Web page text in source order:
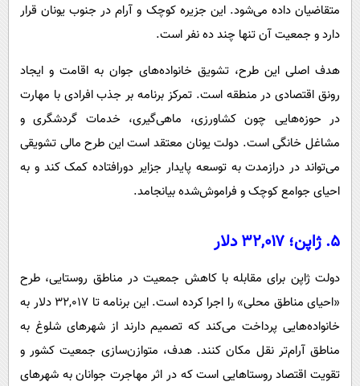
متقاضیان داده می‌شود. این جزیره کوچک و آرام در جنوب یونان قرار
دارد و جمعیت آن تنها چند ده نفر است.
هدف اصلی این طرح، تشویق خانواده‌های جوان به اقامت و ایجاد
رونق اقتصادی در منطقه است. تمرکز برنامه بر جذب افرادی با مهارت
در حوزه‌هایی چون کشاورزی، ماهی‌گیری، خدمات گردشگری و
مشاغل خانگی است. دولت یونان معتقد است این طرح‌ مالی تشویقی
می‌تواند در درازمدت به توسعه پایدار جزایر دورافتاده کمک کند و به
احیای جوامع کوچک و فراموش‌شده بیانجامد.
۵. ژاپن؛ ۳۲,۰۱۷ دلار
دولت ژاپن برای مقابله با کاهش جمعیت در مناطق روستایی، طرح
«احیای مناطق محلی» را اجرا کرده است. این برنامه تا ۳۲,۰۱۷ دلار به
خانواده‌هایی پرداخت می‌کند که تصمیم دارند از شهرهای شلوغ به
مناطق آرام‌تر نقل مکان کنند. هدف، متوازن‌سازی جمعیت کشور و
تقویت اقتصاد روستاهایی است که در اثر مهاجرت جوانان به شهرهای